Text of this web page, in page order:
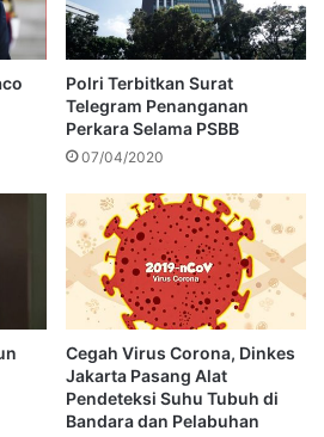
Polri Terbitkan Surat
Telegram Penanganan
Perkara Selama PSBB
07/04/2020
Cegah Virus Corona, Dinkes
Jakarta Pasang Alat
Pendeteksi Suhu Tubuh di
Bandara dan Pelabuhan